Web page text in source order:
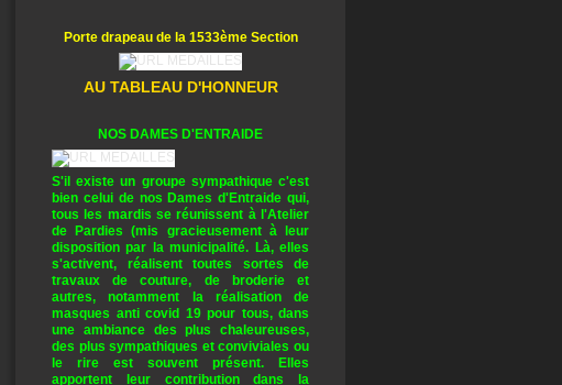
Porte drapeau de la 1533ème Section
AU TABLEAU D'HONNEUR
NOS DAMES D'ENTRAIDE
S'il existe un groupe sympathique c'est
bien celui de nos Dames d'Entraide qui,
tous les mardis se réunissent à l'Atelier
de Pardies (mis gracieusement à leur
disposition par la municipalité. Là, elles
s'activent, réalisent toutes sortes de
travaux de couture, de broderie et
autres, notamment la réalisation de
masques anti covid 19 pour tous, dans
une ambiance des plus chaleureuses,
des plus sympathiques et conviviales ou
le rire est souvent présent. Elles
apportent leur contribution dans la